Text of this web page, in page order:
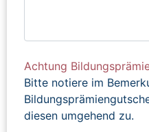
Achtung
Bitte notiere im
diesen umgehend zu.